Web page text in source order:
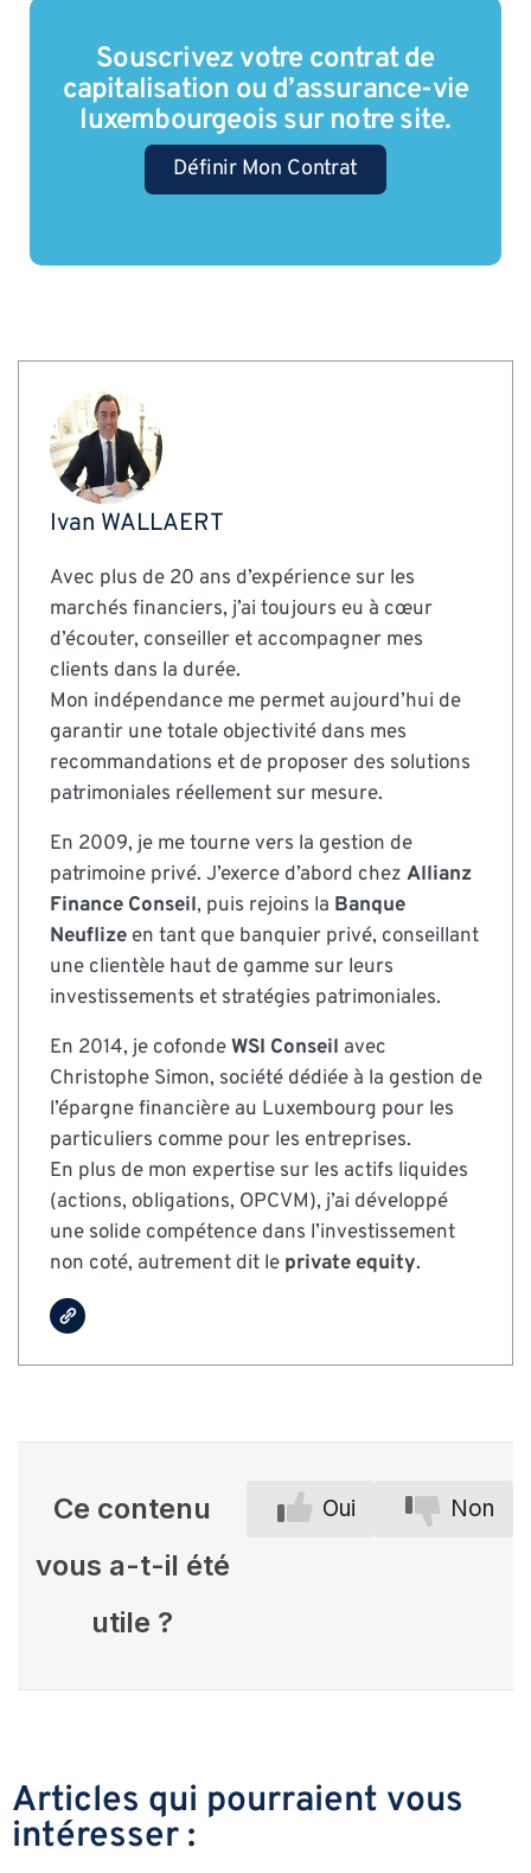
Souscrivez votre contrat de
capitalisation ou d’assurance-vie
luxembourgeois sur notre site.
Définir Mon Contrat
Ivan WALLAERT
Avec plus de 20 ans d’expérience sur les
marchés financiers, j’ai toujours eu à cœur
d’écouter, conseiller et accompagner mes
clients dans la durée.
Mon indépendance me permet aujourd’hui de
garantir une totale objectivité dans mes
recommandations et de proposer des solutions
patrimoniales réellement sur mesure.
En 2009, je me tourne vers la gestion de
patrimoine privé. J’exerce d’abord chez Allianz
Finance Conseil, puis rejoins la Banque
Neuflizeen tant que banquier privé, conseillant
une clientèle haut de gamme sur leurs
investissements et stratégies patrimoniales.
En 2014, je cofondeWSI Conseil avec
Christophe Simon, société dédiée à la gestion de
l’épargne financière au Luxembourg pour les
particuliers comme pour les entreprises.
En plus de mon expertise sur les actifs liquides
(actions, obligations, OPCVM), j’ai développé
une solide compétence dans l’investissement
non coté, autrement dit le private equity.
Ce contenu
vous a-t-il été
utile ?
Oui Non
Articles qui pourraient vous
intéresser :